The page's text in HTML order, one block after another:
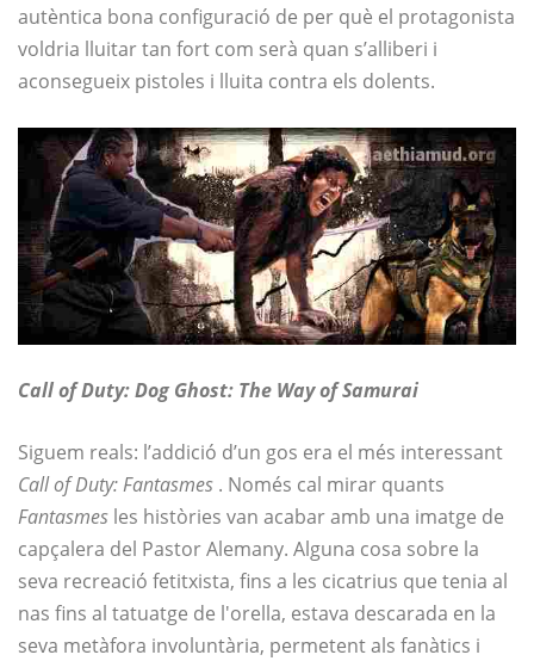
autèntica bona configuració de per què el protagonista
voldria lluitar tan fort com serà quan s’alliberi i
aconsegueix pistoles i lluita contra els dolents.
Call of Duty: Dog Ghost: The Way of Samurai
Siguem reals: l’addició d’un gos era el més interessant
Call of Duty: Fantasmes . Només cal mirar quants
Fantasmes les històries van acabar amb una imatge de
capçalera del Pastor Alemany. Alguna cosa sobre la
seva recreació fetitxista, fins a les cicatrius que tenia al
nas fins al tatuatge de l'orella, estava descarada en la
seva metàfora involuntària, permetent als fanàtics i